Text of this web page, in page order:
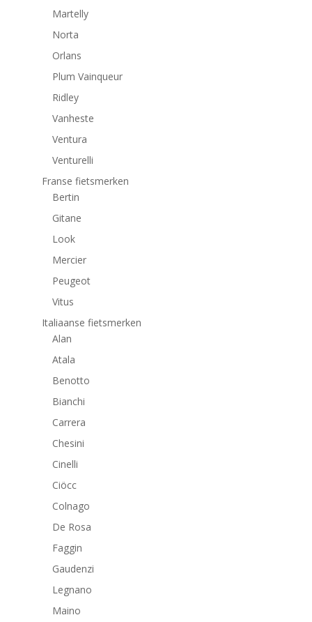
Martelly
Norta
Orlans
Plum Vainqueur
Ridley
Vanheste
Ventura
Venturelli
Franse fietsmerken
Bertin
Gitane
Look
Mercier
Peugeot
Vitus
Italiaanse fietsmerken
Alan
Atala
Benotto
Bianchi
Carrera
Chesini
Cinelli
Ciöcc
Colnago
De Rosa
Faggin
Gaudenzi
Legnano
Maino